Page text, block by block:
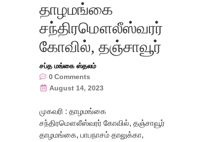
தாழமங்கை
சந்திரமௌலீஸ்வரர்
கோவில், தஞ்சாவூர்
சப்த மங்கை ஸ்தலம்
0Comments
August 14, 2023
முகவரி : தாழமங்கை
சந்திரமௌலீஸ்வரர் கோவில், தஞ்சாவூர்
தாழமங்கை, பாபநாசம் தாலுக்கா,